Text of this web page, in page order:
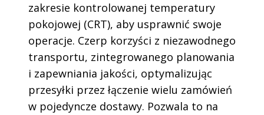
zakresie kontrolowanej temperatury
pokojowej (CRT), aby usprawnić swoje
operacje. Czerp korzyści z niezawodnego
transportu, zintegrowanego planowania
i zapewniania jakości, optymalizując
przesyłki przez łączenie wielu zamówień
w pojedyncze dostawy. Pozwala to na